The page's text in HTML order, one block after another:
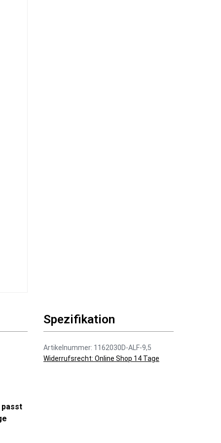
Spezifikation
Artikelnummer: 1162030D-ALF-9,5
Widerrufsrecht: Online Shop 14 Tage